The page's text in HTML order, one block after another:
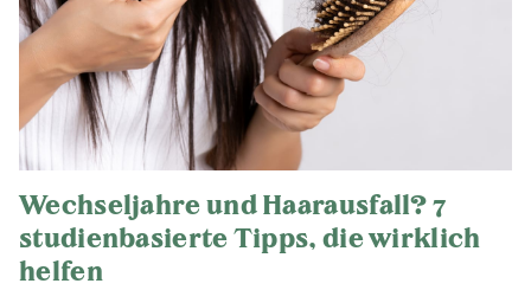
Wechseljahre und Haarausfall? 7
studienbasierte Tipps, die wirklich
helfen